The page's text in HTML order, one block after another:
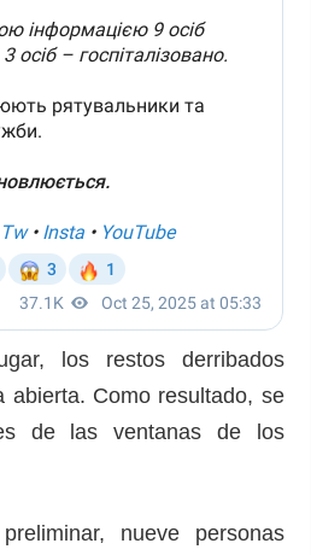
los restos derribados
abierta. Como resultado, se
de las ventanas de los
nueve personas